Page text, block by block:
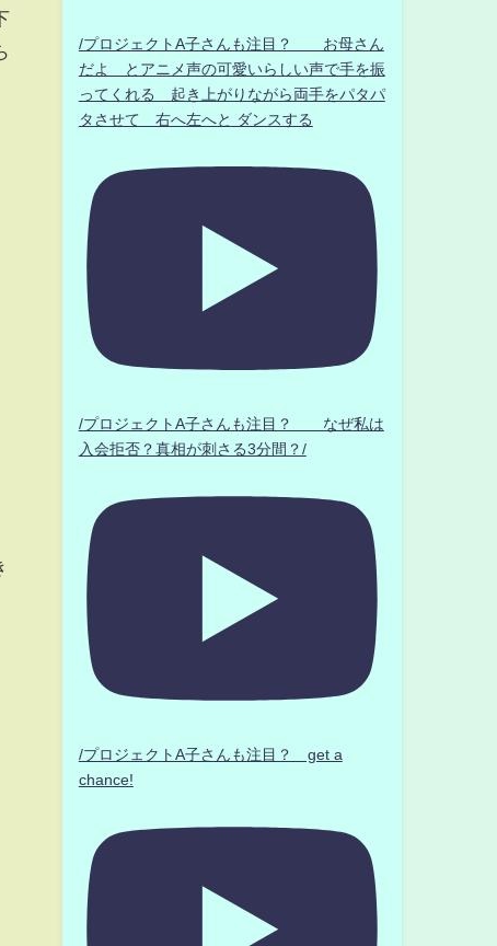
/プロジェクトA子さんも注目？ お母さん
だよ とアニメ声の可愛いらしい声で手を振
ってくれる 起き上がりながら両手をパタパ
タさせて 右へ左へと ダンスする
/プロジェクトA子さんも注目？ なぜ私は
入会拒否？真相が刺さる3分間？/
/プロジェクトA子さんも注目？ get a
chance!